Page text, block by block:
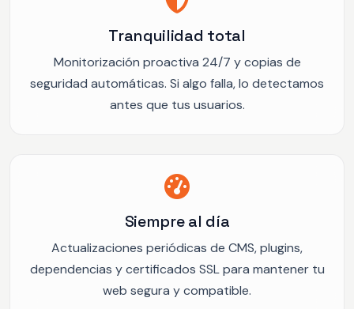
Tranquilidad total
Monitorización proactiva 24/7 y copias de
seguridad automáticas. Si algo falla, lo detectamos
antes que tus usuarios.
Siempre al día
Actualizaciones periódicas de CMS, plugins,
dependencias y certificados SSL para mantener tu
web segura y compatible.